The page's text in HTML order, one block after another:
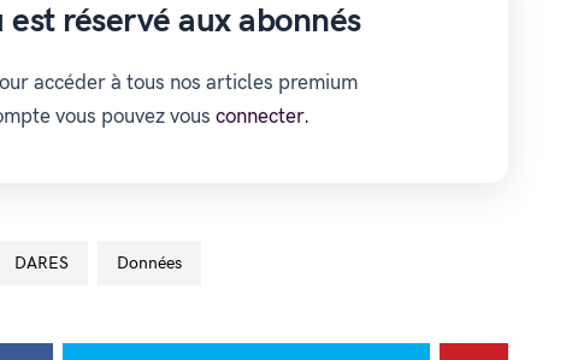
réservé aux abonnés
accéder à tous nos articles premium
vous pouvez vous connecter.
DARES données